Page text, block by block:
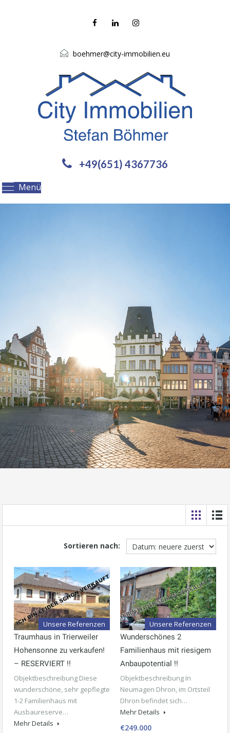
boehmer@city-immobilien.eu
Menü
+49(651) 4367736
Sortieren nach:
Unsere Referenzen
Traumhaus in Trierweiler
Hohensonne zu verkaufen!
– RESERVIERT !!
Objektbeschreibung Diese
wunderschöne, sehr gepflegte
1-2 Familienhaus mit
Ausbaureserve…
Mehr Details
Unsere Referenzen
Wunderschönes 2
Familienhaus mit riesigem
Anbaupotential !!
Objektbeschreibung In
Neumagen Dhron, im Ortsteil
Dhron befindet sich…
Mehr Details
€249.000